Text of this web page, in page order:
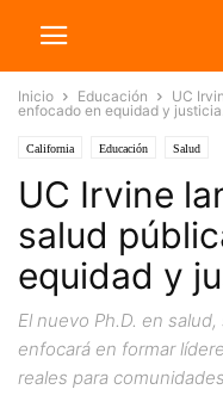
Inicio Educación
UC
enfocado en equidad y
California Educación Salud
UC Irvine
salud
equidad y
El nuevo Ph.D. en
enfocará en formar
reales para